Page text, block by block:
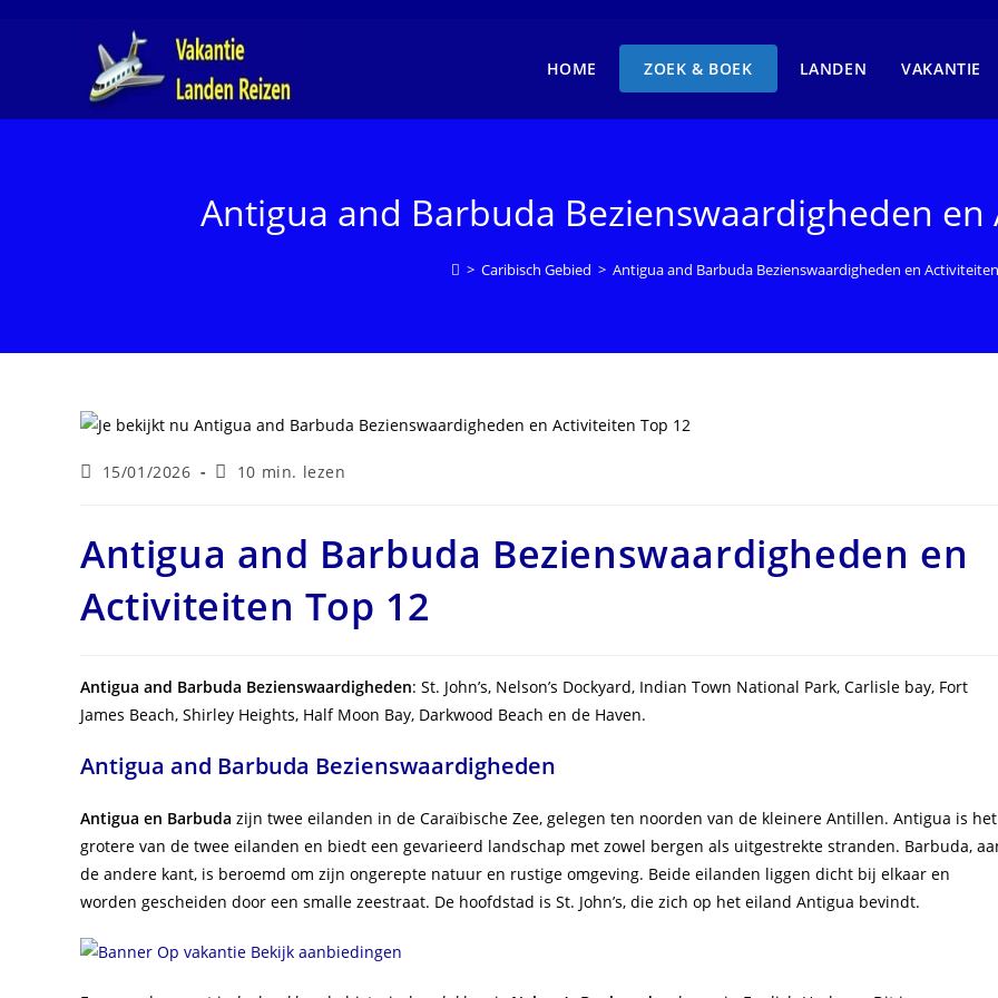
HOME ZOEK & BOEK LANDEN VAKANTIE
Antigua and Barbuda Bezienswaardigheden en
> Caribisch Gebied > Antigua and Barbuda Bezienswaardigheden en
Laatste
15/01/2026 Leestijd:
10 min. lezen
Antigua and Barbuda Bezienswaardigheden en
Activiteiten Top 12
Antigua and Barbuda Bezienswaardigheden: St. John’s, Nelson’s Dockyard, Indian Town National Park, Carlisle bay, Fort
James Beach, Shirley Heights, Half Moon Bay, Darkwood Beach en de Haven.
Antigua and Barbuda Bezienswaardigheden
Antigua en Barbuda zijn twee eilanden in de Caraïbische Zee, gelegen ten noorden van de kleinere Antillen. Antigua is het
grotere van de twee eilanden en biedt een gevarieerd landschap met zowel bergen als uitgestrekte stranden. Barbuda,
de andere kant, is beroemd om zijn ongerepte natuur en rustige omgeving. Beide eilanden liggen dicht bij elkaar en
worden gescheiden door een smalle zeestraat. De hoofdstad is St. John’s, die zich op het eiland Antigua bevindt.